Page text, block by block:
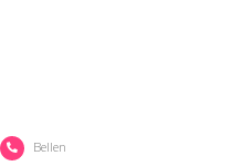
Bellen